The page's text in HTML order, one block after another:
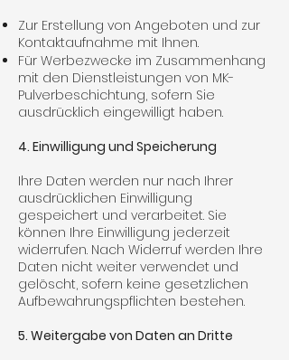
Zur Erstellung von Angeboten und zur
Kontaktaufnahme mit Ihnen.
Für Werbezwecke im Zusammenhang
mit den Dienstleistungen von MK-
Pulverbeschichtung, sofern Sie
ausdrücklich eingewilligt haben.
4. Einwilligung und Speicherung
Ihre Daten werden nur nach Ihrer
ausdrücklichen Einwilligung
gespeichert und verarbeitet. Sie
können Ihre Einwilligung jederzeit
widerrufen. Nach Widerruf werden Ihre
Daten nicht weiter verwendet und
gelöscht, sofern keine gesetzlichen
Aufbewahrungspflichten bestehen.
5. Weitergabe von Daten an Dritte